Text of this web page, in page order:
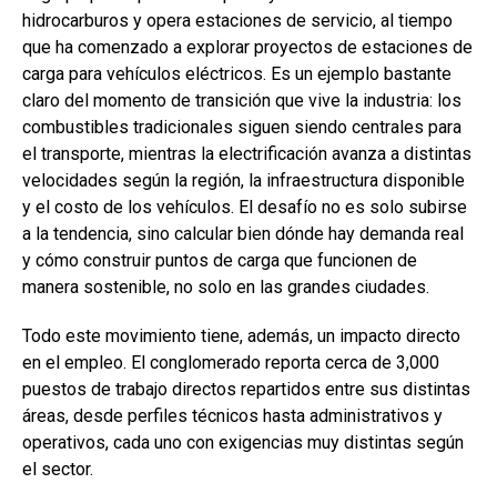
hidrocarburos y opera estaciones de servicio, al tiempo
que ha comenzado a explorar proyectos de estaciones de
carga para vehículos eléctricos. Es un ejemplo bastante
claro del momento de transición que vive la industria: los
combustibles tradicionales siguen siendo centrales para
el transporte, mientras la electrificación avanza a distintas
velocidades según la región, la infraestructura disponible
y el costo de los vehículos. El desafío no es solo subirse
a la tendencia, sino calcular bien dónde hay demanda real
y cómo construir puntos de carga que funcionen de
manera sostenible, no solo en las grandes ciudades.
Todo este movimiento tiene, además, un impacto directo
en el empleo. El conglomerado reporta cerca de 3,000
puestos de trabajo directos repartidos entre sus distintas
áreas, desde perfiles técnicos hasta administrativos y
operativos, cada uno con exigencias muy distintas según
el sector.